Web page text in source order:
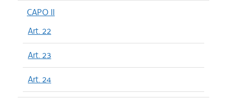
CAPO II
Art. 22
Art. 23
Art. 24